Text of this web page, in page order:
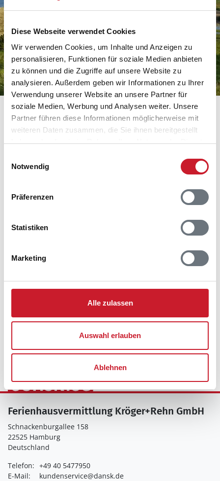
Diese Webseite verwendet Cookies
Wir verwenden Cookies, um Inhalte und Anzeigen zu
personalisieren, Funktionen für soziale Medien anbieten
zu können und die Zugriffe auf unsere Website zu
analysieren. Außerdem geben wir Informationen zu Ihrer
Verwendung unserer Website an unsere Partner für
soziale Medien, Werbung und Analysen weiter. Unsere
Partner führen diese Informationen möglicherweise mit
weiteren Daten zusammen, die Sie ihnen bereitgestellt
haben oder die sie im Rahmen Ihrer Nutzung der Dienste
Notwendig
Präferenzen
Statistiken
Marketing
Alle zulassen
Auswahl erlauben
Ablehnen
Inseluraub auf Samsø
Die Feriengebiete von Samsø sind perfekt in die
idyllische Naturlandschaft der Insel am Kattegat
eingebunden. Tierschutzgebiete und Wälder
Wir sind für Sie da - 7 Tage die Woche
Ferienhausvermittlung Kröger+Rehn GmbH
Schnackenburgallee 158
22525 Hamburg
Deutschland
Telefon: +49 40 5477950
E-Mail:
kundenservice@dansk.de